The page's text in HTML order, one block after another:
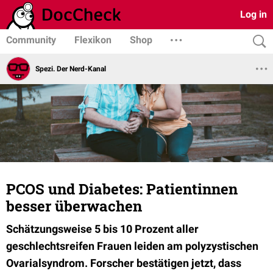
Log in
Community Flexikon Shop
Spezi. Der Nerd-Kanal
PCOS und Diabetes: Patientinnen
besser überwachen
Schätzungsweise 5 bis 10 Prozent aller
geschlechtsreifen Frauen leiden am polyzystischen
Ovarialsyndrom. Forscher bestätigen jetzt, dass